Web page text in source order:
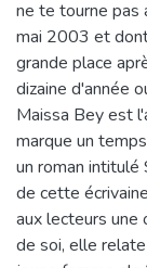
ne te tourne pas
mai 2003 et
grande place
dizaine d'année
Maissa Bey est
marque un
un roman
de cette
aux lecteurs
de soi, elle